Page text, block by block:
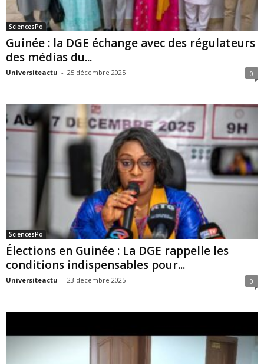
SciencesPo
Guinée : la DGE échange avec des régulateurs
des médias du...
Universiteactu - 25 décembre 2025 0
SciencesPo
Élections en Guinée : La DGE rappelle les
conditions indispensables pour...
Universiteactu - 23 décembre 2025 0